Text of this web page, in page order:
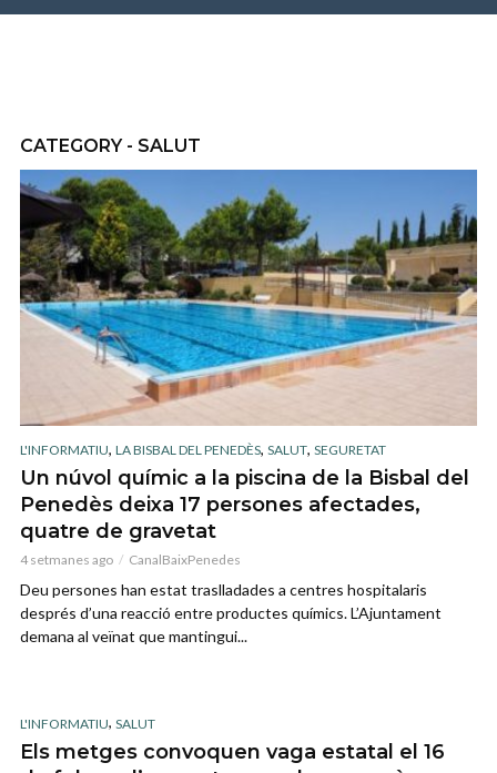
CATEGORY - SALUT
L'INFORMATIU, LA BISBAL DEL PENEDÈS, SALUT, SEGURETAT
Un núvol químic a la piscina de la Bisbal del
Penedès deixa 17 persones afectades,
quatre de gravetat
4 setmanes ago CanalBaixPenedes
Deu persones han estat traslladades a centres hospitalaris
després d’una reacció entre productes químics. L’Ajuntament
demana al veïnat que mantingui...
L'INFORMATIU, SALUT
Els metges convoquen vaga estatal el 16